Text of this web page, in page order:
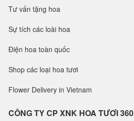
Tư vấn tặng hoa
Sự tích các loài hoa
Điện hoa toàn quốc
Shop các loại hoa tươi
Flower Delivery in Vietnam
CÔNG TY CP XNK HOA TƯƠI 360